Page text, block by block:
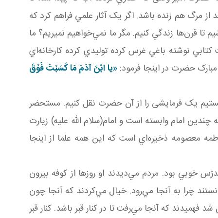
مرگ هم زنده باشد. اگر يک آثار علمي فراهم کرد که
تا قرن‌ها زندگي کنيم. مگر ما نمي‌خواهيم نميريم؟ ما
نوشته باغي غرس کرده توليدي کرده کارخانه‌اي
حضرت در اينجا فرمود:«يا ابْنَ آدَمَ مَا کَسَبْتَ فَوْقَ
يک فرمايشی را از آن حضرت نقل کنيم. مستحضر
امام وابسته است و امام(سلام الله عليه) زيارت
معصومه ذخيره‌اي است که اين همه علما از اينجا
خوبي بود. مردم مي‌ديدند او روزها از کوفه بيرون
چرا به آنجا مي‌رود. خيال مي‌کردند که آنجا چون
که آنجا مي‌رفت تا در کنار قبر باشد. کنار قبر